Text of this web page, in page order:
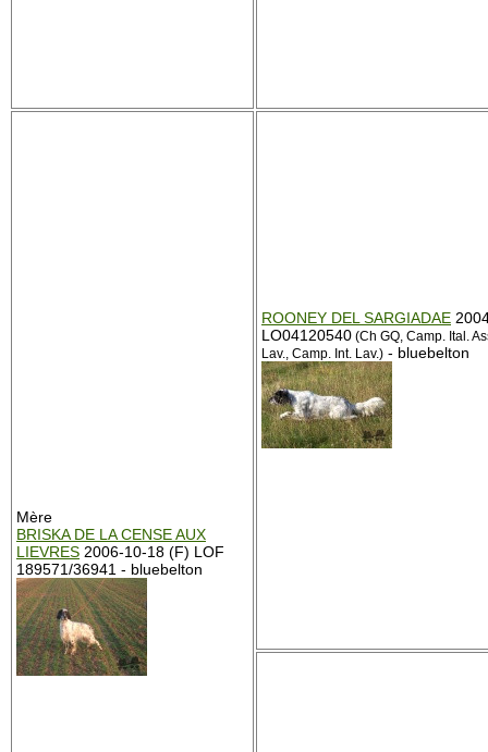
Mère
BRISKA DE LA CENSE AUX
LIEVRES 2006-10-18 (F) LOF
189571/36941 - bluebelton
ROONEY DEL SARGIADAE
LO04120540 (Ch GQ, Camp. Ital.
Lav., Camp. Int. Lav.) - bluebelton